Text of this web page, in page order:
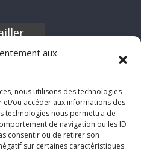
aux
nous utilisons des technologies
ou accéder aux informations des
technologies nous permettra de
de navigation ou les ID
consentir ou de retirer son
sur certaines caractéristiques
n'hésite
envoyer
de
de films,
des billets
: